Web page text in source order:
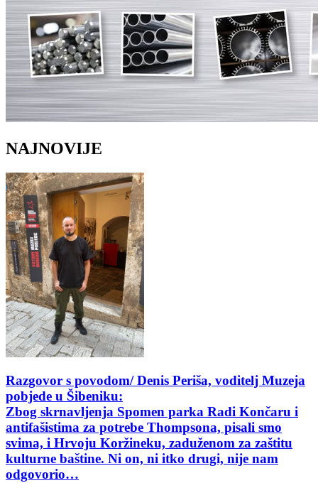
NAJNOVIJE
Razgovor s povodom/ Denis Periša, voditelj Muzeja
pobjede u Šibeniku:
Zbog skrnavljenja Spomen parka Radi Končaru i
antifašistima za potrebe Thompsona, pisali smo
svima, i Hrvoju Koržineku, zaduženom za zaštitu
kulturne baštine. Ni on, ni itko drugi, nije nam
odgovorio…